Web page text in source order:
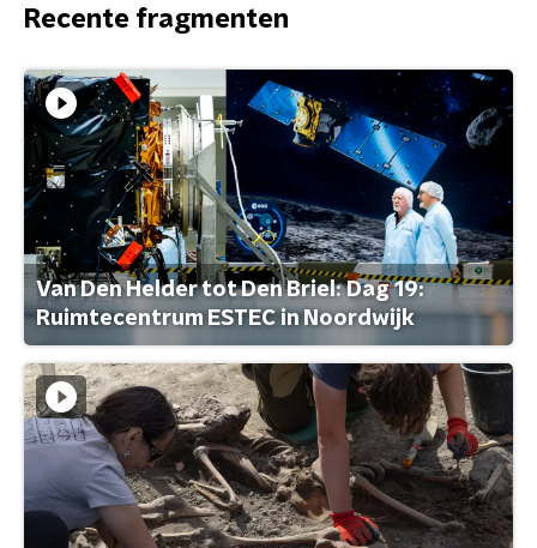
Recente fragmenten
Van Den Helder tot Den Briel: Dag 19:
Ruimtecentrum ESTEC in Noordwijk